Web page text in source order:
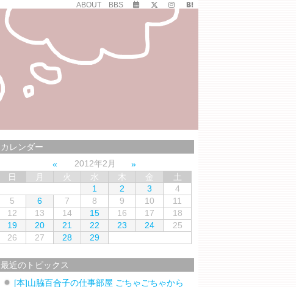
ABOUT BBS
カレンダー
2012年2月
日
月 火 水 木 金
土
1
2 3
4
5
6 7 8 9 10
11
12
13 14 15 16 17
18
19
20 21 22 23 24
25
26
27 28 29
最近のトピックス
[本]山脇百合子の仕事部屋 ごちゃごちゃから